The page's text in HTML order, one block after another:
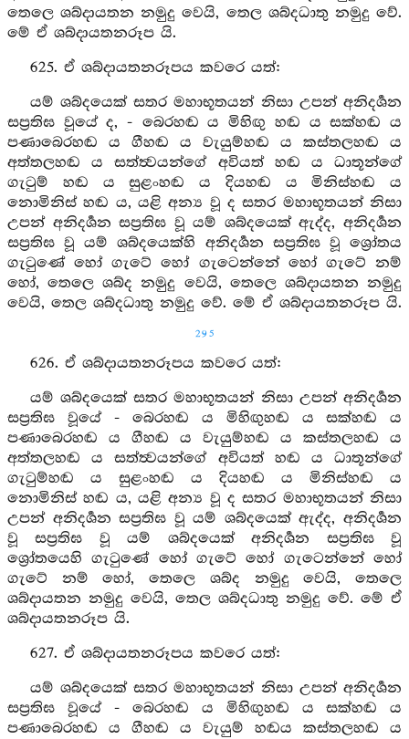
තෙලෙ ශබ්දායතන නමුදු වෙයි, තෙල ශබ්දධාතු නමුදු වේ.
මේ ඒ ශබ්දායතනරූප යි.
625. ඒ ශබ්දායතනරූපය කවරෙ යත්:
යම් ශබ්දයෙක් සතර මහාභූතයන් නිසා උපන් අනිදර්‍ශන
සප්‍රතිඝ වූයේ ද, - බෙරහඬ ය මිහිඟු හඬ ය සක්හඬ ය
පණාබෙරහඬ ය ගීහඬ ය වැයුම්හඬ ය කස්තලහඬ ය
අත්තලහඬ ය සත්ත්‍වයන්ගේ අවියත් හඬ ය ධාතූන්ගේ
ගැටුම් හඬ ය සුළංහඬ ය දියහඬ ය මිනිස්හඬ ය
නොමිනිස් හඬ ය, යළි අන්‍ය වූ ද සතර මහාභූතයන් නිසා
උපන් අනිදර්‍ශන සප්‍රතිඝ වූ යම් ශබ්දයෙක් ඇද්ද, අනිදර්‍ශන
සප්‍රතිඝ වූ යම් ශබ්දයෙක්හි අනිදර්‍ශන සප්‍රතිඝ වූ ශ්‍රෝතය
ගැටුණේ හෝ ගැටේ හෝ ගැටෙන්නේ හෝ ගැටේ නම්
හෝ, තෙලෙ ශබ්ද නමුදු වෙයි, තෙලෙ ශබ්දායතන නමුදු
වෙයි, තෙල ශබ්දධාතු නමුදු වේ. මේ ඒ ශබ්දායතනරූප යි.
295
626. ඒ ශබ්දායතනරූපය කවරෙ යත්:
යම් ශබ්දයෙක් සතර මහාභූතයන් නිසා උපන් අනිදර්‍ශන
සප්‍රතිඝ වූයේ - බෙරහඬ ය මිහිඟුහඬ ය සක්හඬ ය
පණාබෙරහඬ ය ගීහඬ ය වැයුම්හඬ ය කස්තලහඬ ය
අත්තලහඬ ය සත්ත්‍වයන්ගේ අවියත් හඬ ය ධාතූන්ගේ
ගැටුම්හඬ ය සුළංහඬ ය දියහඬ ය මිනිස්හඬ ය
නොමිනිස් හඬ ය, යළි අන්‍ය වූ ද සතර මහාභූතයන් නිසා
උපන් අනිදර්‍ශන සප්‍රතිඝ වූ යම් ශබ්දයෙක් ඇද්ද, අනිදර්‍ශන
වූ සප්‍රතිඝ වූ යම් ශබ්දයෙක් අනිදර්‍ශන සප්‍රතිඝ වූ
ශ්‍රෝතයෙහි ගැටුණේ හෝ ගැටේ හෝ ගැටෙන්නේ හෝ
ගැටේ නම් හෝ, තෙලෙ ශබ්ද නමුදු වෙයි, තෙලෙ
ශබ්දායතන නමුදු වෙයි, තෙල ශබ්දධාතු නමුදු වේ. මේ ඒ
ශබ්දායතනරූප යි.
627. ඒ ශබ්දායතනරූපය කවරෙ යත්:
යම් ශබ්දයෙක් සතර මහාභූතයන් නිසා උපන් අනිදර්‍ශන
සප්‍රතිඝ වූයේ - බෙරහඬ ය මිහිඟුහඬ ය සක්හඬ ය
පණාබෙරහඬ ය ගීහඬ ය වැයුම් හඬය කස්තලහඬ ය